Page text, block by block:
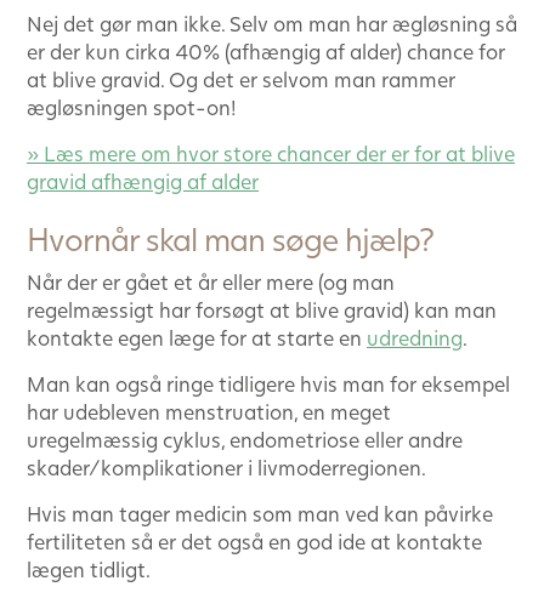
Nej det gør man ikke. Selv om man har ægløsning så
er der kun cirka 40% (afhængig af alder) chance for
at blive gravid. Og det er selvom man rammer
ægløsningen spot-on!
» Læs mere om hvor store chancer der er for at blive
gravid afhængig af alder
Hvornår skal man søge hjælp?
Når der er gået et år eller mere (og man
regelmæssigt har forsøgt at blive gravid) kan man
kontakte egen læge for at starte en udredning.
Man kan også ringe tidligere hvis man for eksempel
har udebleven menstruation, en meget
uregelmæssig cyklus, endometriose eller andre
skader/komplikationer i livmoderregionen.
Hvis man tager medicin som man ved kan påvirke
fertiliteten så er det også en god ide at kontakte
lægen tidligt.